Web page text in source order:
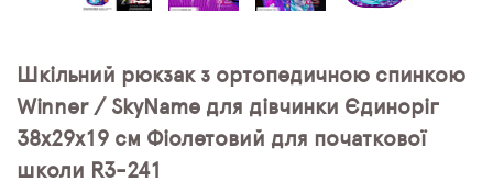
Шкільний рюкзак з ортопедичною спинкою
Winner / SkyName для дівчинки Єдиноріг
38х29х19 см Фіолетовий для початкової
школи R3-241